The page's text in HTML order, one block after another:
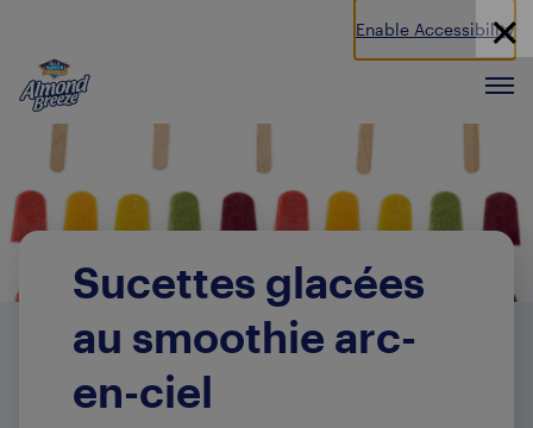
Enable Accessibility
Almond Breeze
Sucettes glacées
au smoothie arc-
en-ciel